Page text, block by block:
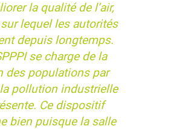
la qualité de l’air,
lequel les autorités
depuis longtemps.
se charge de la
des populations par
pollution industrielle
Ce dispositif
bien puisque la salle